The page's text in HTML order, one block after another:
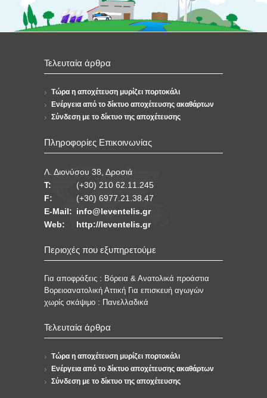
Τελευταία άρθρα
Τώρα η αποχέτευση μυρίζει πορτοκάλι
Ενέργεια από το δίκτυο αποχέτευσης ακαθάρτων
Σύνδεση με το δίκτυο της αποχέτευσης
Πληροφορίες Επικοινωνίας
Λ. Διονύσου 38, Δροσιά
Τ:
(+30) 210 62.11.245
F:
(+30) 6977.21.38.47
E-Mail: info@leventelis.gr
Web:
http://leventelis.gr
Περιοχές που εξυπηρετούμε
Για αποφράξεις : Βόρεια & Ανατολικά προάστια
Βορειοανατολική Αττική Για επισκευή αγωγών
χωρίς σκάψιμο : Πανελλαδικά
Τελευταία άρθρα
Τώρα η αποχέτευση μυρίζει πορτοκάλι
Ενέργεια από το δίκτυο αποχέτευσης ακαθάρτων
Σύνδεση με το δίκτυο της αποχέτευσης